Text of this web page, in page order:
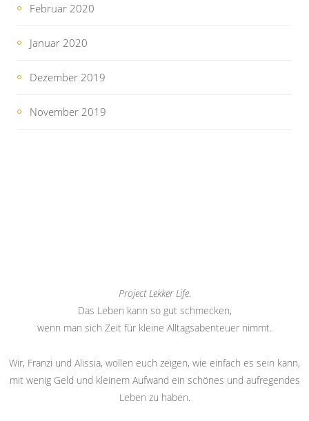
Februar 2020
Januar 2020
Dezember 2019
November 2019
Project Lekker Life.
Das Leben kann so gut schmecken,
wenn man sich Zeit für kleine Alltagsabenteuer nimmt.
Wir, Franzi und Alissia, wollen euch zeigen, wie einfach es sein kann,
mit wenig Geld und kleinem Aufwand ein schönes und aufregendes
Leben zu haben.